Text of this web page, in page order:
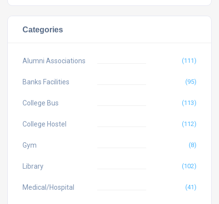
Categories
Alumni Associations (111)
Banks Facilities (95)
College Bus (113)
College Hostel (112)
Gym (8)
Library (102)
Medical/Hospital (41)